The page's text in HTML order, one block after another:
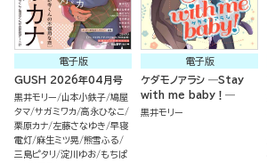
電子版
GUSH 2026年04月号
黒井モリー 山本小鉄子 鳩屋
タマ サガミワカ 高永ひなこ
栗原カナ 左藤さなゆき 早寝
電灯 麻生ミツ晃 熊雪ふる
三島ピタリ 淀川ゆお もちぱ
電子版
ケダモノアラシ ―Stay
with me baby！―
黒井モリー